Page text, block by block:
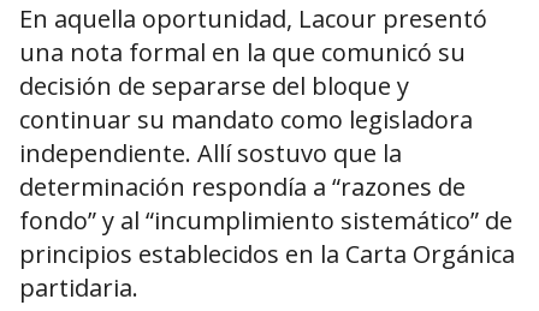
En aquella oportunidad, Lacour presentó
una nota formal en la que comunicó su
decisión de separarse del bloque y
continuar su mandato como legisladora
independiente. Allí sostuvo que la
determinación respondía a “razones de
fondo” y al “incumplimiento sistemático” de
principios establecidos en la Carta Orgánica
partidaria.